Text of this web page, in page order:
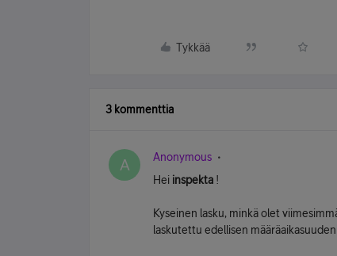
Tykkää
3 kommenttia
A Anonymous
Hei inspekta !
Kyseinen lasku, minkä olet
laskutettu edellisen